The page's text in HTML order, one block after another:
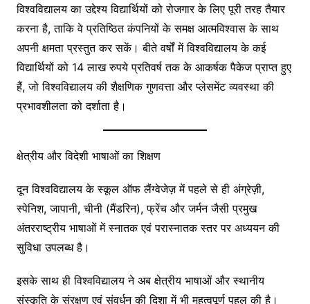
विश्वविद्यालय का उद्देश्य विद्यार्थियों को रोजगार के लिए पूरी तरह तैयार
करना है, ताकि वे प्रतिष्ठित कंपनियों के समक्ष आत्मविश्वास के साथ
अपनी क्षमता प्रस्तुत कर सकें। बीते वर्षों में विश्वविद्यालय के कई
विद्यार्थियों को 14 लाख रुपये प्रतिवर्ष तक के आकर्षक पैकेज प्राप्त हुए
हैं, जो विश्वविद्यालय की शैक्षणिक गुणवत्ता और प्लेसमेंट व्यवस्था की
प्रभावशीलता को दर्शाता है।
क्षेत्रीय और विदेशी भाषाओं का शिक्षण
दून विश्वविद्यालय के स्कूल ऑफ लैंग्वेजेज़ में पहले से ही अंग्रेज़ी,
स्पेनिश, जापानी, चीनी (मैंडरिन), फ्रेंच और जर्मन जैसी प्रमुख
अंतरराष्ट्रीय भाषाओं में स्नातक एवं परास्नातक स्तर पर अध्ययन की
सुविधा उपलब्ध है।
इसके साथ ही विश्वविद्यालय ने अब क्षेत्रीय भाषाओं और स्थानीय
संस्कृति के संरक्षण एवं संवर्धन की दिशा में भी महत्वपूर्ण पहल की है।